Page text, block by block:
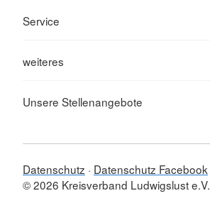
Service
weiteres
Unsere Stellenangebote
Datenschutz Datenschutz Facebook
© 2026 Kreisverband Ludwigslust e.V.